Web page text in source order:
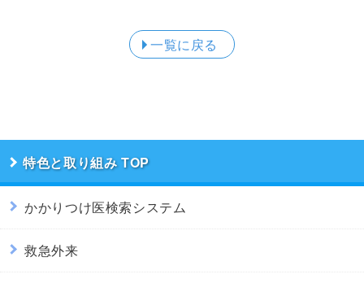
一覧に戻る
特色と取り組み
かかりつけ医検索システム
救急外来